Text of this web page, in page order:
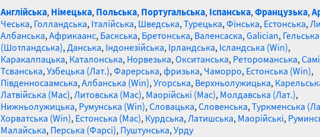
Англійська, Німецька, Польська, Португальська, Іспанська,Французька,
Чеська, Голландська, Італійська, Шведська,Турецька,Фінська, Естонська,
Албанська,Африкаанс, Баскська, Бретонська, Валенсаска,Galician, Гельська
(Шотландська),Данська, Індонезійська, Ірландська, Ісландська (Win),
Каракалпацька, Каталонська, Норвезька,Окситанська, Ретороманська,
Тсванська,Узбецька (Лат.),Фарерська,фризька, Чаморро, Естонська (Win),
Південносаамська,Албанська (Win),Угорська, Верхньолужицька,
Латвійська (Mac),Литовська (Mac), Маорійські (Mac), Молдавська (Лат.),
Нижньолужицька, Румунська (Win),Словацька,Словенська,Туркменська
Хорватська (Win), Естонська (Mac), Курдська,Латишська, Маорійські,
Малайська, Перська (Фарсі), Пуштунська,Урду